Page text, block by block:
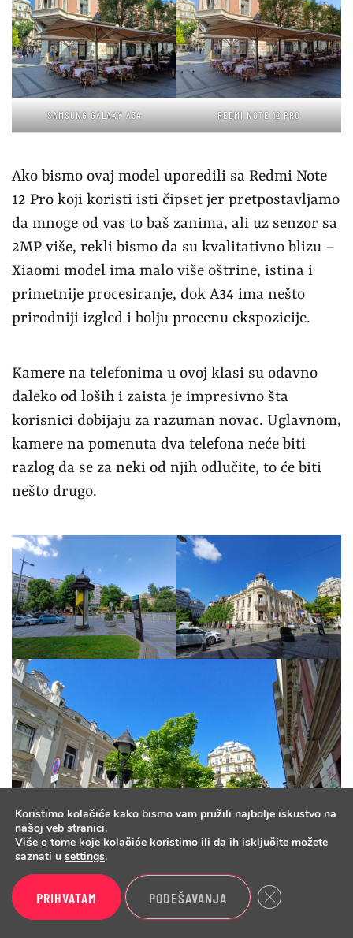
SAMSUNG GALAXY A34 REDMI NOTE 12 PRO
Ako bismo ovaj model uporedili sa Redmi Note
12 Pro koji koristi isti čipset jer pretpostavljamo
da mnoge od vas to baš zanima, ali uz senzor sa
2MP više, rekli bismo da su kvalitativno blizu –
Xiaomi model ima malo više oštrine, istina i
primetnije procesiranje, dok A34 ima nešto
prirodniji izgled i bolju procenu ekspozicije.
Kamere na telefonima u ovoj klasi su odavno
daleko od loših i zaista je impresivno šta
korisnici dobijaju za razuman novac. Uglavnom,
kamere na pomenuta dva telefona neće biti
razlog da se za neki od njih odlučite, to će biti
nešto drugo.
SAMSUNG GALAXY A34 ULTRAŠIROKA KAMERA – DNEVNE
Koristimo kolačiće kako bismo vam pružili najbolje iskustvo na
našoj veb stranici.
Više o tome koje kolačiće koristimo ili da ih isključite možete
saznati u settings.
PRIHVATAM PODEŠAVANJA Close GDPR